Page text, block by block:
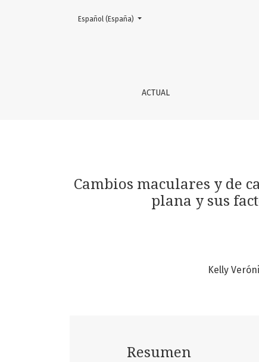
Cambios maculares y de capa de fibras
ACTUAL
Cambiar el idioma. El actual es:
Español (España)
Cambios maculares y de
plana y sus
Kelly
Resumen